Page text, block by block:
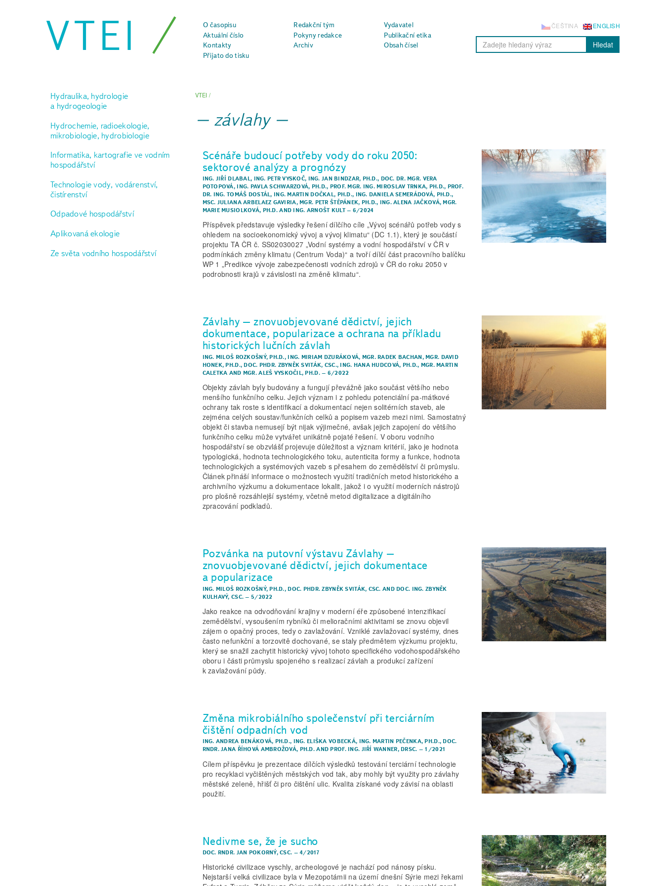
VTEI O časopisu Redakční tým
Vydavatel
Aktuální číslo
Pokyny redakce
Publikační etika
Kontakty
Archiv
Obsah čísel
Přijato do tisku
ENGLISH
ČEŠTINA
Hledat
Hydraulika, hydrologie
a hydrogeologie
Hydrochemie, radioekologie,
mikrobiologie, hydrobiologie
Informatika, kartografie ve vodním
hospodářství
Technologie vody, vodárenství,
čistírenství
Odpadové hospodářství
Aplikovaná ekologie
Ze světa vodního hospodářství
VTEI /
závlahy
Scénáře budoucí potřeby vody do roku 2050:
sektorové analýzy a prognózy
ING. JIŘÍ DLABAL, ING. PETR VYSKOČ, ING. JAN BINDZAR, PH.D., DOC. DR. MGR. VERA
POTOPOVÁ, ING. PAVLA SCHWARZOVÁ, PH.D., PROF. MGR. ING. MIROSLAV TRNKA, PH.D., PROF.
DR. ING. TOMÁŠ DOSTÁL, ING. MARTIN DOČKAL, PH.D., ING. DANIELA SEMERÁDOVÁ, PH.D.,
MSC. JULIANA ARBELAEZ GAVIRIA, MGR. PETR ŠTĚPÁNEK, PH.D., ING. ALENA JAČKOVÁ, MGR.
MARIE MUSIOLKOVÁ, PH.D.AND ING. ARNOŠT KULT– 6/2024
Příspěvek představuje výsledky řešení dílčího cíle „Vývoj scénářů potřeb vody s
ohledem na socioekonomický vývoj a vývoj klimatu“ (DC 1.1), který je součástí
projektu TA ČR č. SS02030027 „Vodní systémy a vodní hospodářství v ČR v
podmínkách změny klimatu (Centrum Voda)“ a tvoří dílčí část pracovního balíčku
WP 1 „Predikce vývoje zabezpečenosti vodních zdrojů v ČR do roku 2050 v
podrobnosti krajů v závislosti na změně klimatu“.
Závlahy – znovuobjevované dědictví, jejich
dokumentace, popularizace a ochrana na příkladu
historických lučních závlah
ING. MILOŠ ROZKOŠNÝ, PH.D., ING. MIRIAM DZURÁKOVÁ, MGR. RADEK BACHAN, MGR. DAVID
HONEK, PH.D., DOC. PHDR. ZBYNĚK SVITÁK, CSC., ING. HANA HUDCOVÁ, PH.D., MGR. MARTIN
CALETKA AND MGR. ALEŠ VYSKOČIL, PH.D.– 6/2022
Objekty závlah byly budovány a fungují převážně jako součást většího nebo
menšího funkčního celku. Jejich význam i z pohledu potenciální pa-mátkové
ochrany tak roste s identifikací a dokumentací nejen solitérních staveb, ale
zejména celých soustav/funkčních celků a popisem vazeb mezi nimi. Samostatný
objekt či stavba nemusejí být nijak výjimečné, avšak jejich zapojení do většího
funkčního celku může vytvářet unikátně pojaté řešení. V oboru vodního
hospodářství se obzvlášť projevuje důležitost a význam kritérií, jako je hodnota
typologická, hodnota technologického toku, autenticita formy a funkce, hodnota
technologických a systémových vazeb s přesahem do zemědělství či průmyslu.
Článek přináší informace o možnostech využití tradičních metod historického a
archivního výzkumu a dokumentace lokalit, jakož i o využití moderních nástrojů
pro plošně rozsáhlejší systémy, včetně metod digitalizace a digitálního
zpracování podkladů.
Pozvánka na putovní výstavu Závlahy –
znovuobjevované dědictví, jejich dokumentace
a popularizace
ING. MILOŠ ROZKOŠNÝ, PH.D., DOC. PHDR. ZBYNĚK SVITÁK, CSC. AND DOC. ING. ZBYNĚK
KULHAVÝ, CSC. – 5/2022
Jako reakce na odvodňování krajiny v moderní éře způsobené intenzifikací
zemědělství, vysoušením rybníků či melioračními aktivitami se znovu objevil
zájem o opačný proces, tedy o zavlažování. Vzniklé zavlažovací systémy, dnes
často nefunkční a torzovitě dochované, se staly předmětem výzkumu projektu,
který se snažil zachytit historický vývoj tohoto specifického vodohospodářského
oboru i části průmyslu spojeného s realizací závlah a produkcí zařízení
k zavlažování půdy.
Změna mikrobiálního společenství při terciárním
čištění odpadních vod
ING. ANDREA BENÁKOVÁ, PH.D., ING. ELIŠKA VOBECKÁ, ING. MARTIN PEČENKA, PH.D., DOC.
RNDR. JANA ŘÍHOVÁ AMBROŽOVÁ, PH.D. AND PROF. ING. JIŘÍ WANNER, DRSC. – 1/2021
Cílem příspěvku je prezentace dílčích výsledků testování terciární technologie
pro recyklaci vyčištěných městských vod tak, aby mohly být využity pro závlahy
městské zeleně, hřišť či pro čištění ulic. Kvalita získané vody závisí na oblasti
použití.
Nedivme se, že je sucho
DOC. RNDR. JAN POKORNÝ, CSC. –4/2017
Historické civilizace vyschly, archeologové je nachází pod nánosy písku.
Nejstarší velká civilizace byla v Mezopotámii na území dnešní Sýrie mezi řekami